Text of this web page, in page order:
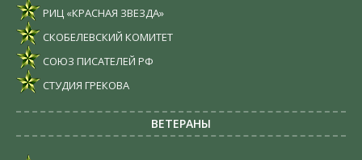
РИЦ «КРАСНАЯ ЗВЕЗДА»
СКОБЕЛЕВСКИЙ КОМИТЕТ
СОЮЗ ПИСАТЕЛЕЙ РФ
СТУДИЯ ГРЕКОВА
ВЕТЕРАНЫ